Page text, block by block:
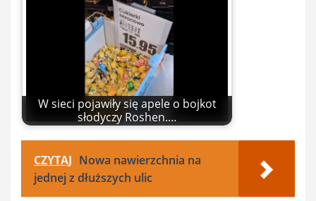
W sieci pojawiły się apele o bojkot
słodyczy Roshen.…
CZYTAJ Nowa nawierzchnia na
jednej z dłuższych ulic